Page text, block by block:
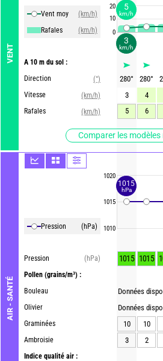
VENT
Vent moy
(km/h)
Rafales
(km/h)
A 10 m du sol :
Direction
(°)
Vitesse
(km/h)
Rafales
(km/h)
Comparer les modèles
AIR - SANTÉ
Pression (hPa)
Pression
(hPa)
Pollen (grains/m³) :
Bouleau
Olivier
Graminées
Ambroisie
Indice qualité air :
20
10
0
1020
1015
1010
280° 280°
3
4
5
6
1015 1015
Données
Données
10
10
3
2
3
km/h
5
km/h
1015
hPa